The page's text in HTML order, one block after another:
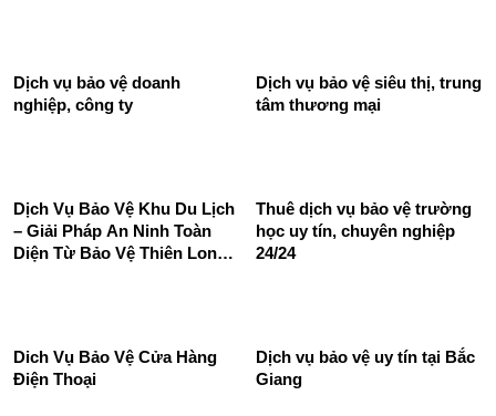
Dịch vụ bảo vệ doanh
nghiệp, công ty
Dịch vụ bảo vệ siêu thị, trung
tâm thương mại
Dịch Vụ Bảo Vệ Khu Du Lịch
– Giải Pháp An Ninh Toàn
Diện Từ Bảo Vệ Thiên Long
Thuê dịch vụ bảo vệ trường
học uy tín, chuyên nghiệp
24/24
Dich Vụ Bảo Vệ Cửa Hàng
Điện Thoại
Dịch vụ bảo vệ uy tín tại Bắc
Giang